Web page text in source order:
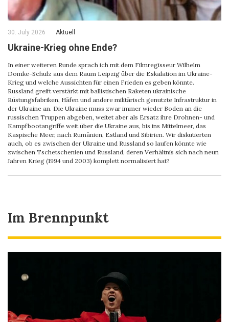
30. July 2026 Aktuell
Ukraine-Krieg ohne Ende?
In einer weiteren Runde sprach ich mit dem Filmregisseur Wilhelm
Domke-Schulz aus dem Raum Leipzig über die Eskalation im Ukraine-
Krieg und welche Aussichten für einen Frieden es geben könnte.
Russland greift verstärkt mit ballistischen Raketen ukrainische
Rüstungsfabriken, Häfen und andere militärisch genutzte Infrastruktur in
der Ukraine an. Die Ukraine muss zwar immer wieder Boden an die
russischen Truppen abgeben, weitet aber als Ersatz ihre Drohnen- und
Kampfbootangriffe weit über die Ukraine aus, bis ins Mittelmeer, das
Kaspische Meer, nach Rumänien, Estland und Sibirien. Wir diskutierten
auch, ob es zwischen der Ukraine und Russland so laufen könnte wie
zwischen Tschetschenien und Russland, deren Verhältnis sich nach neun
Jahren Krieg (1994 und 2003) komplett normalisiert hat?
Im Brennpunkt